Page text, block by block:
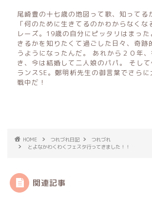
尾崎豊の十七歳の地図って歌、知ってる
「何のために生きてるのかわからなくな
レーズ。19歳の自分にピッタリはまった
きるかを知りたくて過ごした日々、奇跡
うようになったんだ。 あれから２０年
き、今は結婚して二人娘のパパ。 そし
ランスSE。鄭明析先生の御言葉でさら
戦中だ！
HOME つれづれ日記
つれづれ
とよなかわくわくフェスタ行ってきました！！
関連記事